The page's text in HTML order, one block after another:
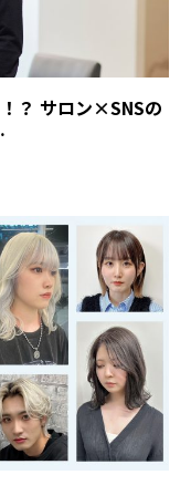
？ サロン×SNSの